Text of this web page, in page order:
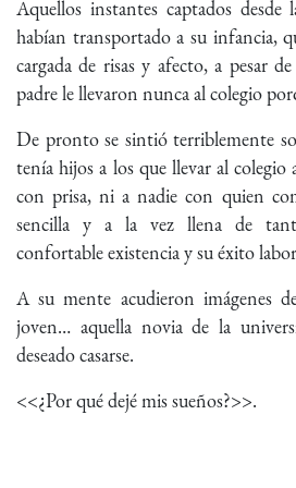
Aquellos instantes captados desde
habían transportado a su infancia,
cargada de risas y afecto, a pesar
padre le llevaron nunca al colegio
De pronto se sintió terriblemente
tenía hijos a los que llevar al colegio
con prisa, ni a nadie con quien
sencilla y a la vez llena de
confortable existencia y su éxito
A su mente acudieron imágenes
joven… aquella novia de la
deseado casarse.
<<¿Por qué dejé mis sueños?>>.